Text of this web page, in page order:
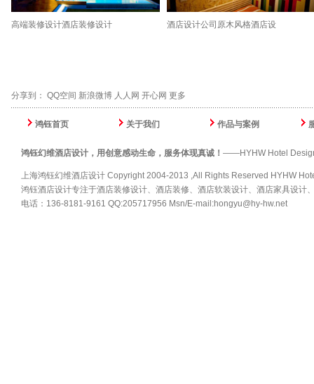
高端装修设计酒店装修设计 酒店设计公司原木风格酒店设
分享到： QQ空间 新浪微博 人人网 开心网 更多
鸿钰首页 关于我们 作品与案例
鸿钰幻维酒店设计，用创意感动生命，服务体现真诚！ ——HYHW Hotel
上海鸿钰幻维酒店设计 Copyright 2004-2013 ,All Rights Reserved HYHW
鸿钰酒店设计专注于酒店装修设计、酒店装修、酒店软装设计、酒店家具设计
电话：136-8181-9161 QQ:205717956 Msn/E-mail:hongyu@hy-hw.net